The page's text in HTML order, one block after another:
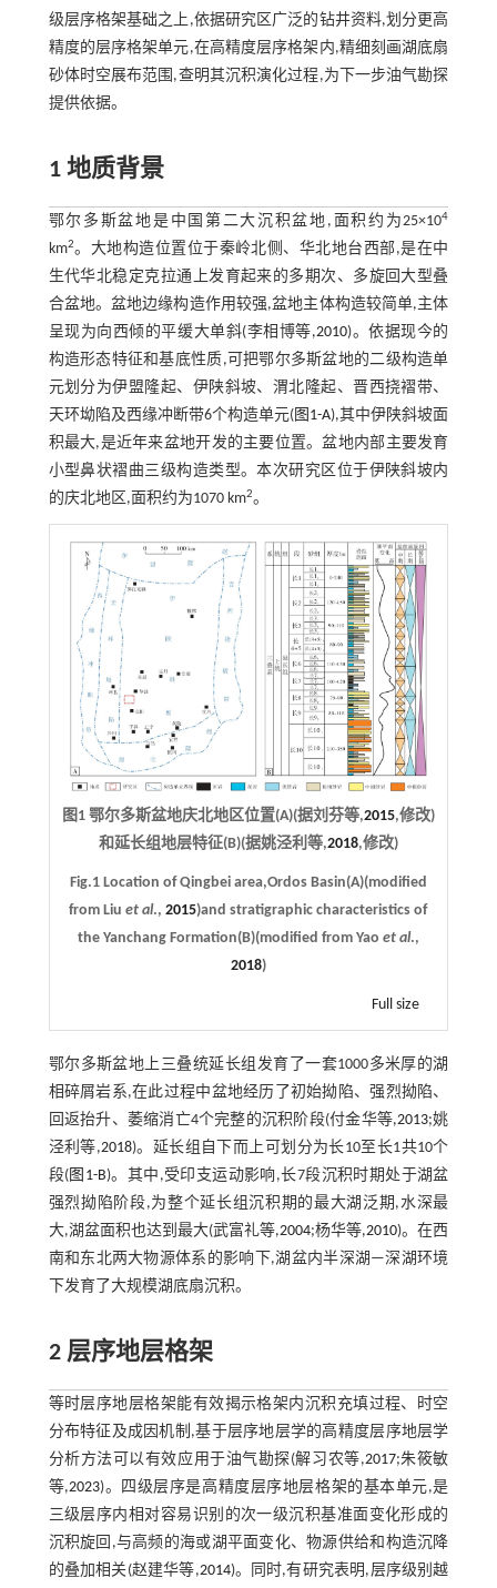
级层序格架基础之上,依据研究区广泛的钻井资料,划分更高
精度的层序格架单元,在高精度层序格架内,精细刻画湖底扇
砂体时空展布范围,查明其沉积演化过程,为下一步油气勘探
提供依据。
1 地质背景
鄂尔多斯盆地是中国第二大沉积盆地,面积约为25×104
km2。大地构造位置位于秦岭北侧、华北地台西部,是在中
生代华北稳定克拉通上发育起来的多期次、多旋回大型叠
合盆地。盆地边缘构造作用较强,盆地主体构造较简单,主体
呈现为向西倾的平缓大单斜(李相博等,2010)。依据现今的
构造形态特征和基底性质,可把鄂尔多斯盆地的二级构造单
元划分为伊盟隆起、伊陕斜坡、渭北隆起、晋西挠褶带、
天环坳陷及西缘冲断带6个构造单元( 图1-A),其中伊陕斜坡面
积最大,是近年来盆地开发的主要位置。盆地内部主要发育
小型鼻状褶曲三级构造类型。本次研究区位于伊陕斜坡内
的庆北地区,面积约为1070 km2。
图1 鄂尔多斯盆地庆北地区位置(A)(据刘芬等,2015,修改)
和延长组地层特征(B)(据姚泾利等,2018,修改)
Fig.1 Location of Qingbei area,Ordos Basin(A)(modified
from Liuet al.,2015)and stratigraphic characteristics of
the Yanchang Formation(B)(modified from Yao et al.,
2018)
Full size
鄂尔多斯盆地上三叠统延长组发育了一套1000多米厚的湖
相碎屑岩系,在此过程中盆地经历了初始拗陷、强烈拗陷、
回返抬升、萎缩消亡4个完整的沉积阶段(付金华等,2013;姚
泾利等,2018)。延长组自下而上可划分为长10至长1共10个
段(图1-B)。其中,受印支运动影响,长7段沉积时期处于湖盆
强烈拗陷阶段,为整个延长组沉积期的最大湖泛期,水深最
大,湖盆面积也达到最大(武富礼等,2004;杨华等,2010)。在西
南和东北两大物源体系的影响下,湖盆内半深湖—深湖环境
下发育了大规模湖底扇沉积。
2 层序地层格架
等时层序地层格架能有效揭示格架内沉积充填过程、时空
分布特征及成因机制,基于层序地层学的高精度层序地层学
分析方法可以有效应用于油气勘探(解习农等,2017;朱筱敏
等,2023)。四级层序是高精度层序地层格架的基本单元,是
三级层序内相对容易识别的次一级沉积基准面变化形成的
沉积旋回,与高频的海或湖平面变化、物源供给和构造沉降
的叠加相关(赵建华等,2014)。同时,有研究表明,层序级别越